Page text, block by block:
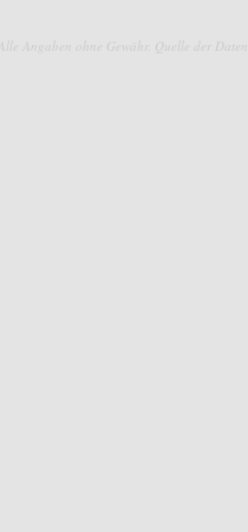
Alle Angaben ohne Gewähr. Quelle der